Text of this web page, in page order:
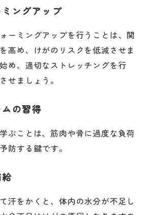
ングアップ
ーミングアップを行うことは、関
高め、けがのリスクを低減させま
め、適切なストレッチングを行
せましょう。
の習得
ぶことは、筋肉や骨に過度な負荷
防する鍵です。
汗をかくと、体内の水分が不足し